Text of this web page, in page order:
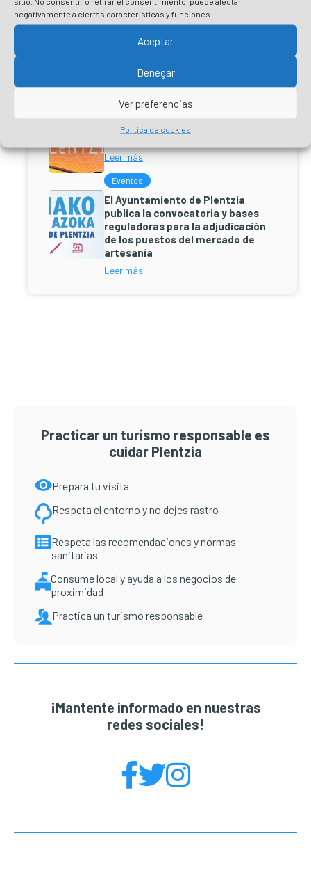
negativamente a ciertas características y funciones.
Aceptar
Denegar
Ver preferencias
Política de cookies
turismo de Plentzia
Leer más
Nuevo Plano de la Villa de Plentzia
Leer más
Otros
Leer más
Eventos
El Ayuntamiento de Plentzia
publica la convocatoria y bases
reguladoras para la adjudicación
de los puestos del mercado de
artesanía
Leer más
Practicar un turismo responsable es
cuidar Plentzia
Prepara tu visita
Respeta el entorno y no dejes rastro
Respeta las recomendaciones y normas
sanitarias
Consume local y ayuda a los negocios de
proximidad
Practica un turismo responsable
¡Mantente informado en nuestras
redes sociales!